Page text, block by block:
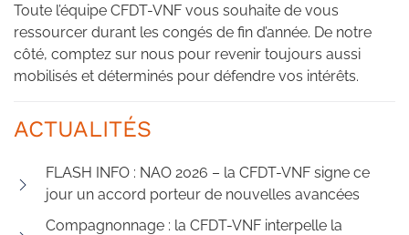
Toute l’équipe CFDT-VNF vous souhaite de vous
ressourcer durant les congés de fin d’année. De notre
côté, comptez sur nous pour revenir toujours aussi
mobilisés et déterminés pour défendre vos intérêts.
ACTUALITÉS
FLASH INFO : NAO 2026 – la CFDT-VNF signe ce
jour un accord porteur de nouvelles avancées
Compagnonnage : la CFDT-VNF interpelle la